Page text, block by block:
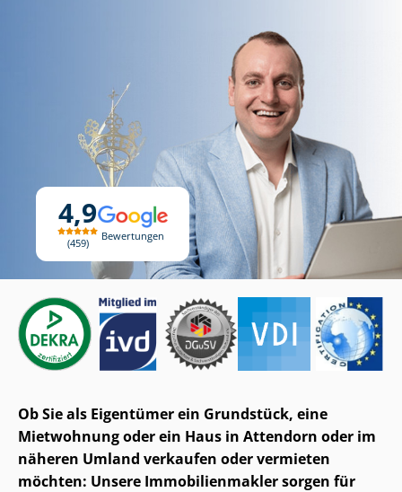
4,9
459
Bewertungen
Ob Sie als Eigentümer ein Grundstück, eine
Mietwohnung oder ein Haus in Attendorn oder im
näheren Umland verkaufen oder vermieten
möchten: Unsere Im­mo­bi­li­en­mak­ler sorgen für